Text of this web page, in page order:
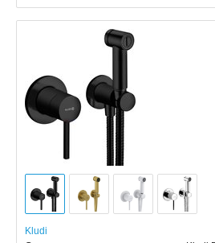
Kludi